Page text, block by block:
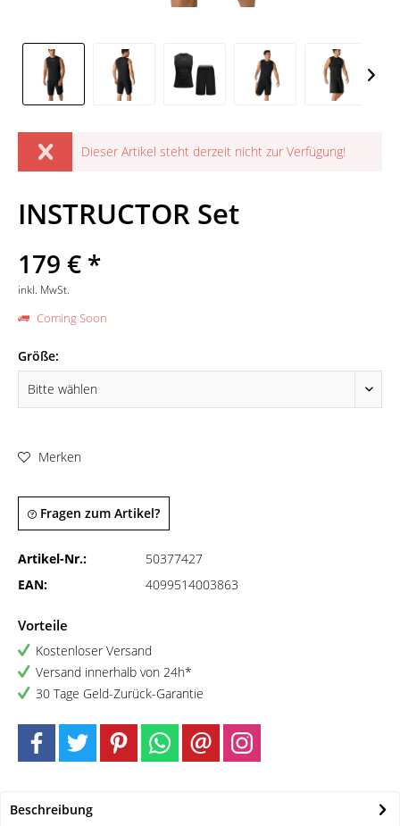
Dieser Artikel steht derzeit nicht zur Verfügung!
INSTRUCTOR Set
179 € *
inkl. MwSt.
Coming Soon
Größe:
Merken
Fragen zum Artikel?
Artikel-Nr.:
50377427
EAN:
4099514003863
Vorteile
Kostenloser Versand
Versand innerhalb von 24h*
30 Tage Geld-Zurück-Garantie
Beschreibung